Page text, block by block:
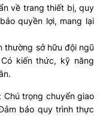
về trang thiết bị, quy
quyền lợi, mang lại
thường sở hữu đội ngũ
kiến thức, kỹ năng
trọng chuyển giao
bảo quy trình thực